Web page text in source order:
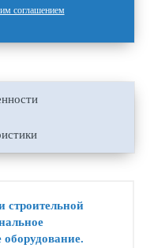
соглашением
строительной